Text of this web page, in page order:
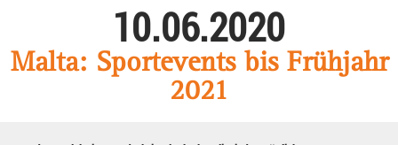
10.06.2020
Malta: Sportevents bis Frühjahr
2021